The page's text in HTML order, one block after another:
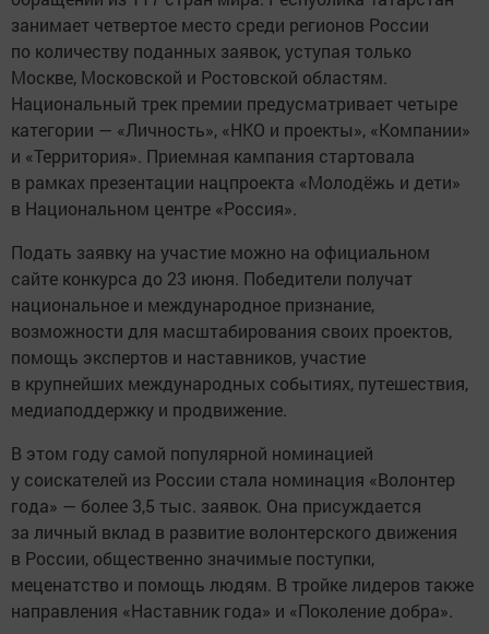
занимает четвертое место среди регионов России
по количеству поданных заявок, уступая только
Москве, Московской и Ростовской областям.
Национальный трек премии предусматривает четыре
категории — «Личность», «НКО и проекты», «Компании»
и «Территория». Приемная кампания стартовала
в рамках презентации нацпроекта «Молодёжь и дети»
в Национальном центре «Россия».
Подать заявку на участие можно на официальном
сайте конкурса до 23 июня. Победители получат
национальное и международное признание,
возможности для масштабирования своих проектов,
помощь экспертов и наставников, участие
в крупнейших международных событиях, путешествия,
медиаподдержку и продвижение.
В этом году самой популярной номинацией
у соискателей из России стала номинация «Волонтер
года» — более 3,5 тыс. заявок. Она присуждается
за личный вклад в развитие волонтерского движения
в России, общественно значимые поступки,
меценатство и помощь людям. В тройке лидеров также
направления «Наставник года» и «Поколение добра».